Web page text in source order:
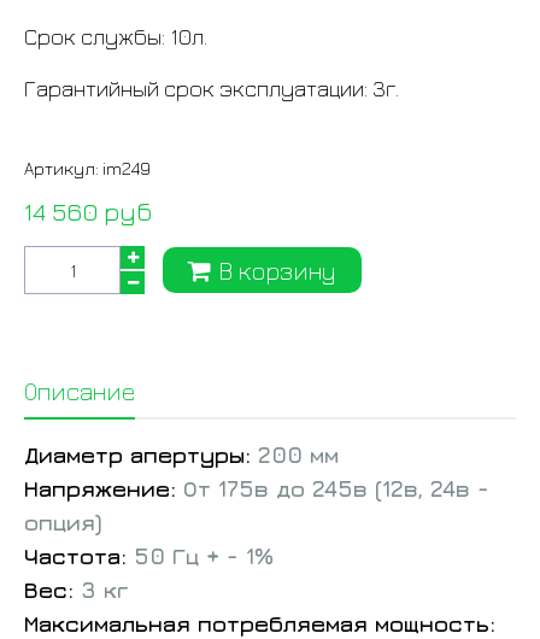
Срок службы: 10л.
Гарантийный срок эксплуатации: 3г.
Артикул: im249
14 560 руб
В корзину
Описание
Диаметр апертуры: 200 мм
Напряжение: От 175в до 245в (12в, 24в -
опция)
Частота: 50 Гц + - 1%
Вес: 3 кг
Максимальная потребляемая мощность: